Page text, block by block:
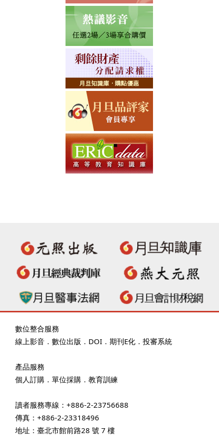
數位整合服務
線上影音 ．數位出版 ． DOI ．期刊E化 ．投審系統
產品服務
個人訂購 ．單位採購 ．教育訓練
讀者服務專線：+886-2-23756688
傳真：+886-2-23318496
地址：臺北市館前路28 號 7 樓